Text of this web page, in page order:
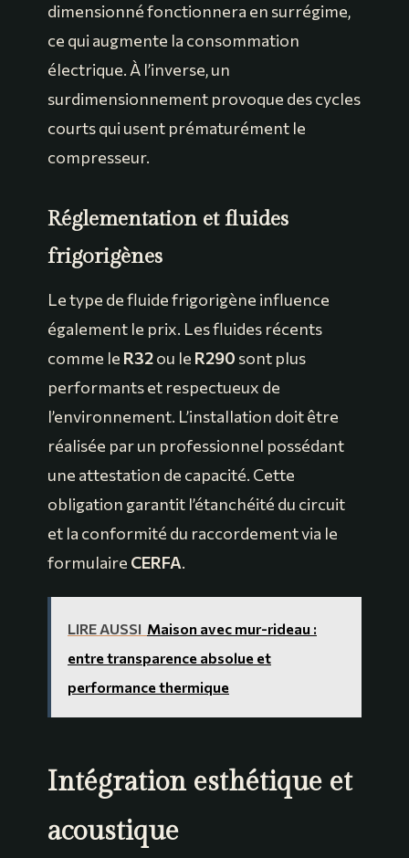
dimensionné fonctionnera en surrégime,
ce qui augmente la consommation
électrique. À l’inverse, un
surdimensionnement provoque des cycles
courts qui usent prématurément le
compresseur.
Réglementation et fluides
frigorigènes
Le type de fluide frigorigène influence
également le prix. Les fluides récents
comme le R32ou le R290 sont plus
performants et respectueux de
l’environnement. L’installation doit être
réalisée par un professionnel possédant
une attestation de capacité. Cette
obligation garantit l’étanchéité du circuit
et la conformité du raccordement via le
formulaire CERFA.
LIRE AUSSI Maison avec mur-rideau :
entre transparence absolue et
performance thermique
Intégration esthétique et
acoustique